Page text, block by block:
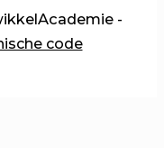
-
code